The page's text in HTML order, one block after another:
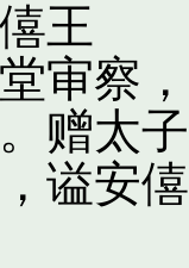
王
审察
赠太
谥安